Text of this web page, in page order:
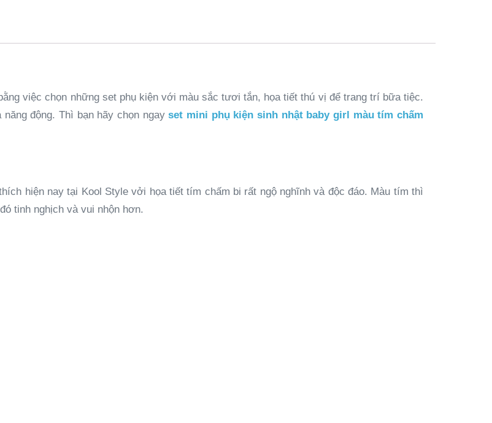
việc chọn những set phụ kiện với màu sắc tươi tắn, họa tiết thú vị để trang trí bữa tiệc.
động. Thì bạn hãy chọn ngayset mini phụ kiện sinh nhật baby girl màu tím chấm
hiện nay tại Kool Style vởi họa tiết tím chấm bi rất ngộ nghĩnh và độc đáo. Màu tím thì
tinh nghịch và vui nhộn hơn.